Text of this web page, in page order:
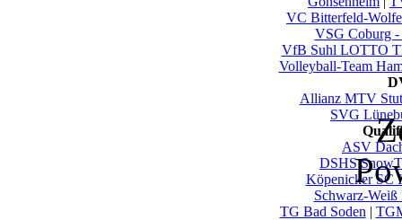
VC Bitterfeld-
VSG Coburg -
VfB Suhl LOTTO
Volleyball-Team
Allianz MTV
SVG
ASV
DSHS
Köpenicker SC
Schwarz-Weiß
TG Bad Soden |